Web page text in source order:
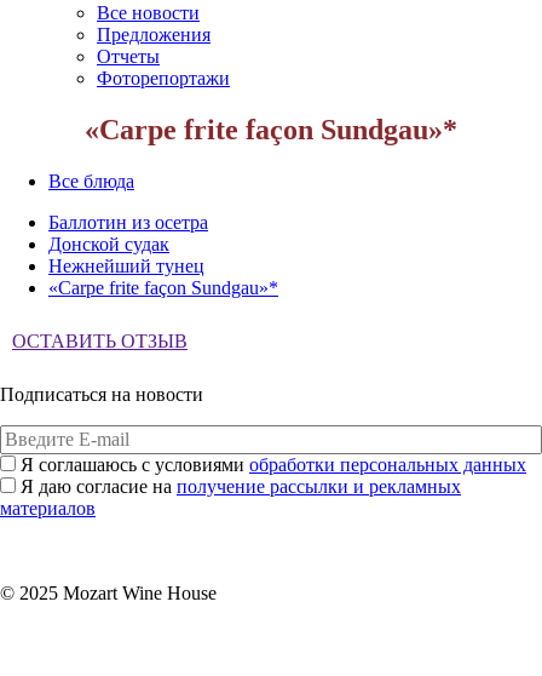
Все новости
Предложения
Отчеты
Фоторепортажи
«Carpe frite façon Sundgau»*
Все блюда
Баллотин из осетра
Донской судак
Нежнейший тунец
«Carpe frite façon Sundgau»*
ОСТАВИТЬ ОТЗЫВ
Подписаться на новости
Я соглашаюсь с условиями обработки персональных данных
Я даю согласие на получение рассылки и рекламных
материалов
© 2025 Mozart Wine House